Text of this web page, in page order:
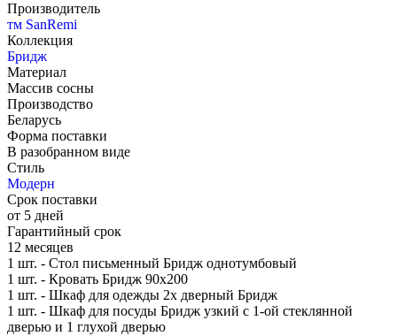
Производитель
тм SanRemi
Коллекция
Бридж
Материал
Массив сосны
Производство
Беларусь
Форма поставки
В разобранном виде
Стиль
Модерн
Срок поставки
от 5 дней
Гарантийный срок
12 месяцев
1 шт. - Стол письменный Бридж однотумбовый
1 шт. - Кровать Бридж 90х200
1 шт. - Шкаф для одежды 2х дверный Бридж
1 шт. - Шкаф для посуды Бридж узкий с 1-ой стеклянной
дверью и 1 глухой дверью